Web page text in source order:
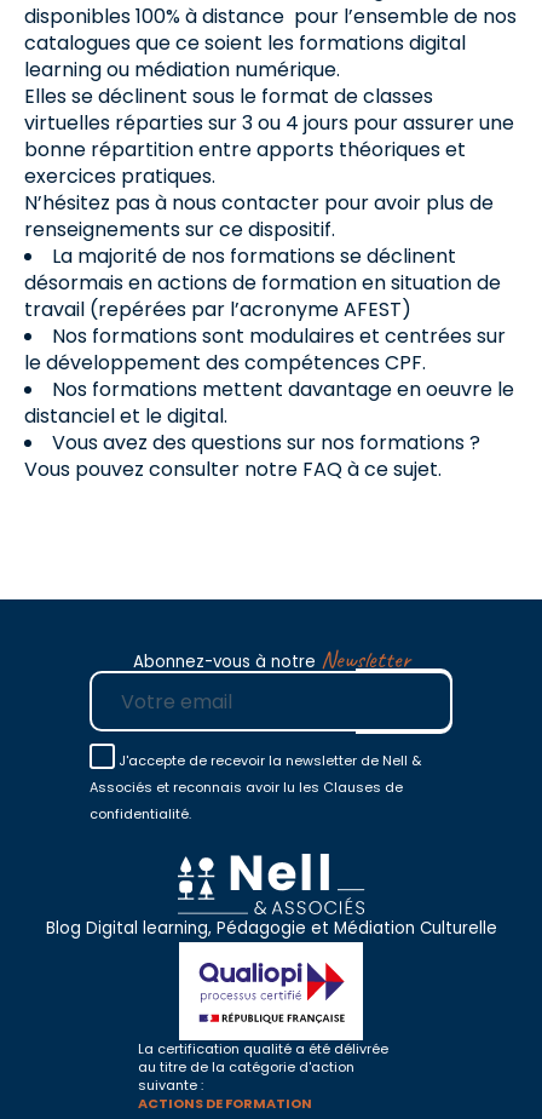
disponibles 100% à distance pour l’ensemble de nos
catalogues que ce soient les formations digital
learning ou médiation numérique.
Elles se déclinent sous le format de classes
virtuelles réparties sur 3 ou 4 jours pour assurer une
bonne répartition entre apports théoriques et
exercices pratiques.
N’hésitez pas à nous contacter pour avoir plus de
renseignements sur ce dispositif.
La majorité de nos formations se déclinent
désormais en actions de formation en situation de
travail (repérées par l’acronyme AFEST)​
Nos formations sont modulaires et centrées sur
le développement des compétences CPF.
Nos formations mettent davantage en oeuvre le
distanciel et le digital.​
Vous avez des questions sur nos formations ?
Vous pouvez consulter notre FAQ à ce sujet.
Abonnez-vous à notre Newsletter
E-mail
J'accepte de recevoir la newsletter de Nell &
Associés et reconnais avoir lu les Clauses de
confidentialité.
Blog Digital learning, Pédagogie et Médiation Culturelle
La certification qualité a été délivrée
au titre de la catégorie d'action
suivante :
ACTIONS DE FORMATION